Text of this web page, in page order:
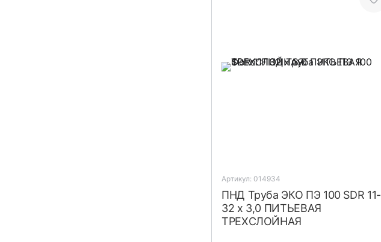
Артикул: 014934
ПНД Труба ЭКО ПЭ 100 SDR 11-
32 х 3,0 ПИТЬЕВАЯ
ТРЕХСЛОЙНАЯ